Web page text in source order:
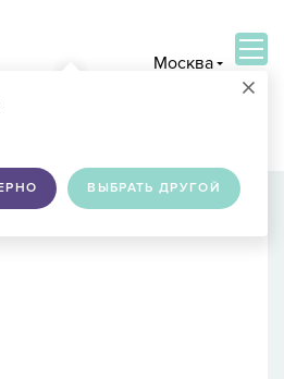
платьев
Москва
×
ВЫБРАТЬ ДРУГОЙ